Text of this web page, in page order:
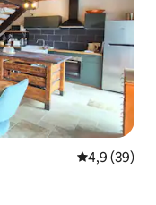
4,9 (39)